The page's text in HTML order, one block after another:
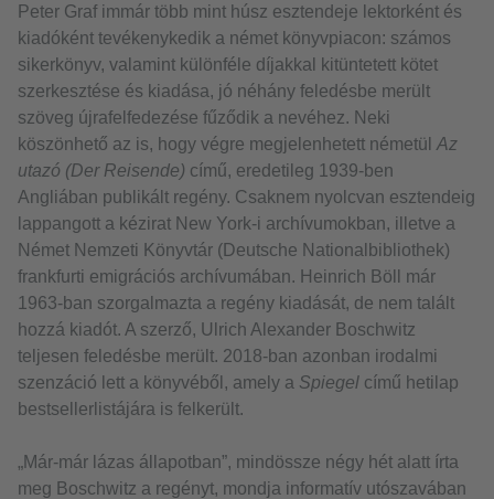
Peter Graf immár több mint húsz esztendeje lektorként és
kiadóként tevékenykedik a német könyvpiacon: számos
sikerkönyv, valamint különféle díjakkal kitüntetett kötet
szerkesztése és kiadása, jó néhány feledésbe merült
szöveg újrafelfedezése fűződik a nevéhez. Neki
köszönhető az is, hogy végre megjelenhetett németül Az
utazó (Der Reisende) című, eredetileg 1939-ben
Angliában publikált regény. Csaknem nyolcvan esztendeig
lappangott a kézirat New York-i archívumokban, illetve a
Német Nemzeti Könyvtár (Deutsche Nationalbibliothek)
frankfurti emigrációs archívumában. Heinrich Böll már
1963-ban szorgalmazta a regény kiadását, de nem talált
hozzá kiadót. A szerző, Ulrich Alexander Boschwitz
teljesen feledésbe merült. 2018-ban azonban irodalmi
szenzáció lett a könyvéből, amely a Spiegel című hetilap
bestsellerlistájára is felkerült.
„Már-már lázas állapotban”, mindössze négy hét alatt írta
meg Boschwitz a regényt, mondja informatív utószavában